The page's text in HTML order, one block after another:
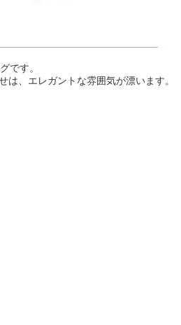
です。
、エレガントな雰囲気が漂います。